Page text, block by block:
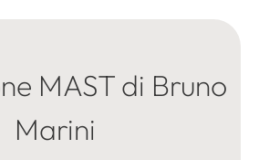
MAST di Bruno
Marini